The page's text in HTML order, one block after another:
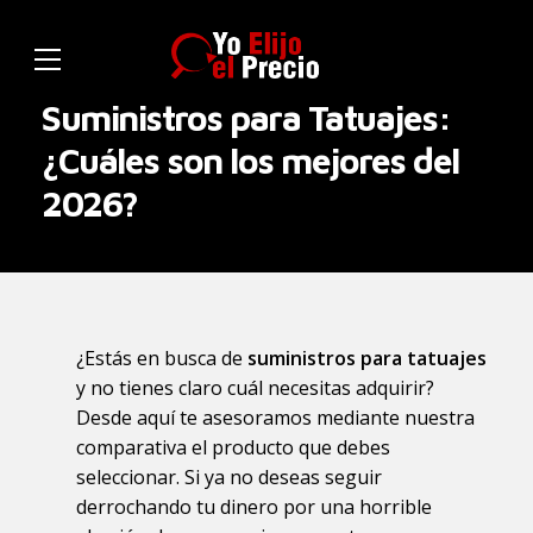
Suministros para Tatuajes:
¿Cuáles son los mejores del
2026?
¿Estás en busca de suministros para tatuajes
y no tienes claro cuál necesitas adquirir?
Desde aquí te asesoramos mediante nuestra
comparativa el producto que debes
seleccionar. Si ya no deseas seguir
derrochando tu dinero por una horrible